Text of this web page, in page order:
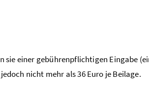
sie einer gebührenpflichtigen Eingabe
nicht mehr als 36 Euro je Beilage.